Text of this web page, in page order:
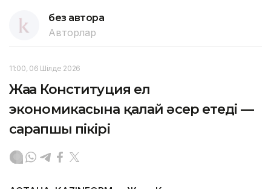
без автора
Авторлар
11:00, 06 Шілде 2026
Жаңа Конституция ел
экономикасына қалай әсер етеді —
сарапшы пікірі